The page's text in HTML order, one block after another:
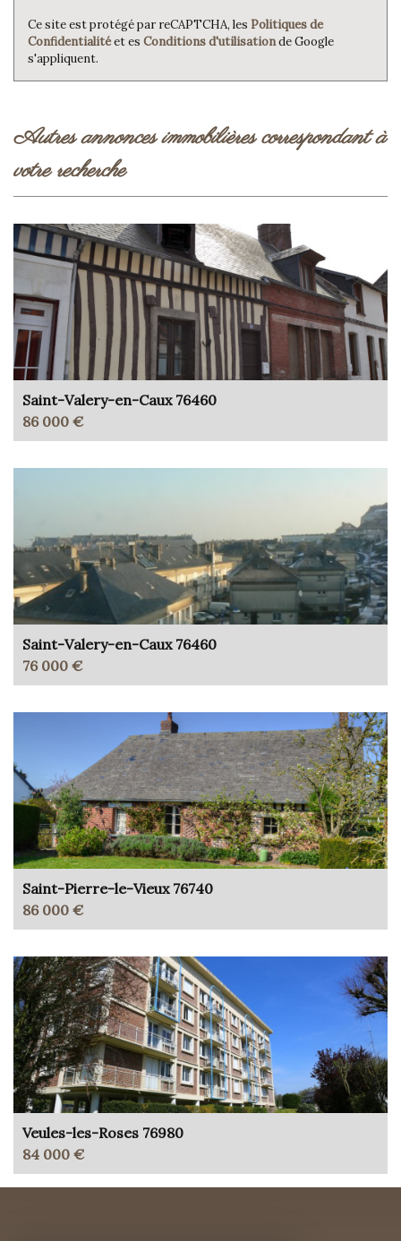
Ce site est protégé par reCAPTCHA, les Politiques de
Confidentialitéet es Conditions d'utilisationde Google
s'appliquent.
autres annonces immobilières correspondant à
votre recherche
Saint-Valery-en-Caux 76460
86 000 €
Saint-Valery-en-Caux 76460
76 000 €
Saint-Pierre-le-Vieux 76740
86 000 €
Veules-les-Roses 76980
84 000 €